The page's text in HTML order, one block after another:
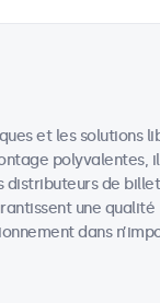
et les solutions
polyvalentes,
distributeurs de
une qualité
dans